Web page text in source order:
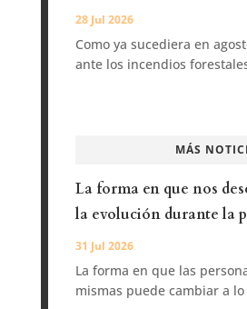
28 Jul 2026
Como ya sucediera en
ante los incendios
MÁS
La forma en que nos
la evolución durante la
31 Jul 2026
La forma en que las
mismas puede cambiar a